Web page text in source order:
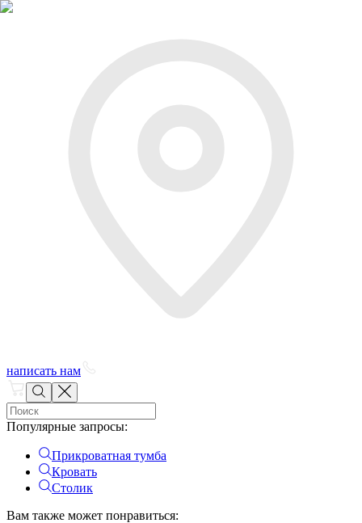
написать нам
Популярные запросы:
Прикроватная тумба
Кровать
Столик
Вам также может понравиться: